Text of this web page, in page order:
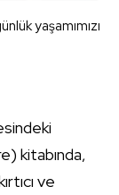
yaşamımızı
kitabında,
ve